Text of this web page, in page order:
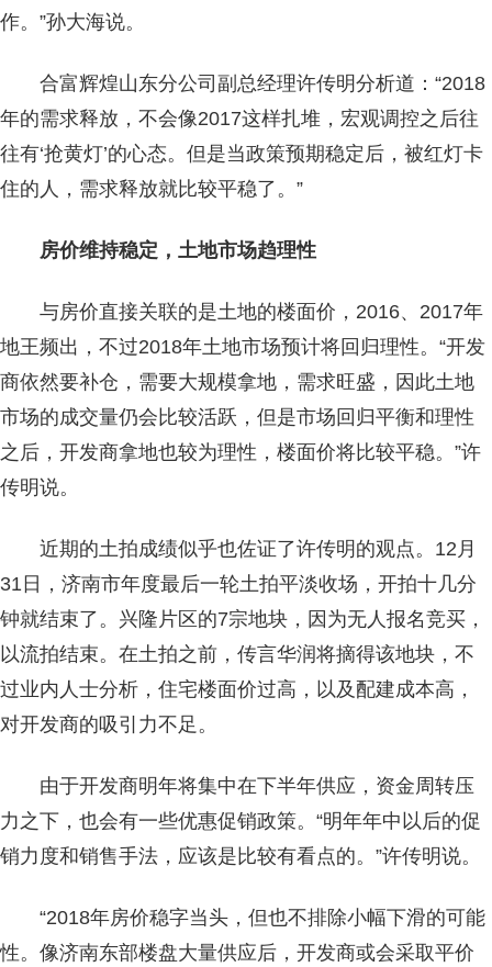
作。”孙大海说。
合富辉煌山东分公司副总经理许传明分析道：“2018
年的需求释放，不会像2017这样扎堆，宏观调控之后往
往有‘抢黄灯’的心态。但是当政策预期稳定后，被红灯卡
住的人，需求释放就比较平稳了。”
房价维持稳定，土地市场趋理性
与房价直接关联的是土地的楼面价，2016、2017年
地王频出，不过2018年土地市场预计将回归理性。“开发
商依然要补仓，需要大规模拿地，需求旺盛，因此土地
市场的成交量仍会比较活跃，但是市场回归平衡和理性
之后，开发商拿地也较为理性，楼面价将比较平稳。”许
传明说。
近期的土拍成绩似乎也佐证了许传明的观点。12月
31日，济南市年度最后一轮土拍平淡收场，开拍十几分
钟就结束了。兴隆片区的7宗地块，因为无人报名竞买，
以流拍结束。在土拍之前，传言华润将摘得该地块，不
过业内人士分析，住宅楼面价过高，以及配建成本高，
对开发商的吸引力不足。
由于开发商明年将集中在下半年供应，资金周转压
力之下，也会有一些优惠促销政策。“明年年中以后的促
销力度和销售手法，应该是比较有看点的。”许传明说。
“2018年房价稳字当头，但也不排除小幅下滑的可能
性。像济南东部楼盘大量供应后，开发商或会采取平价